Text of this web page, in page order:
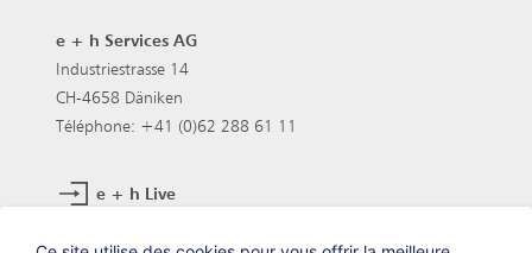
e + h Services AG
Industriestrasse 14
CH-4658 Däniken
Téléphone: +41 (0)62 288 61 11
e + h Live